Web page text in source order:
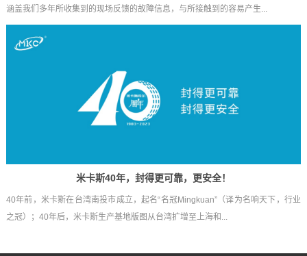
涵盖我们多年所收集到的现场反馈的故障信息，与所接触到的容易产生...
米卡斯40年，封得更可靠，更安全！
40年前，米卡斯在台湾南投市成立，起名“名冠Mingkuan”（译为名响天下，行业
之冠）；40年后，米卡斯生产基地版图从台湾扩增至上海和...